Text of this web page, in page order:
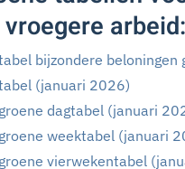
arbeid:
bijzondere beloningen
(januari 2026)
groene dagtabel (januari
groene weektabel (januari
groene vierwekentabel